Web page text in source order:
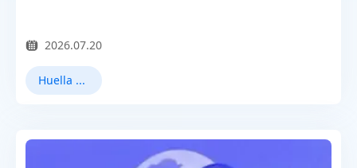
2026.07.20
Huella digital del navegador